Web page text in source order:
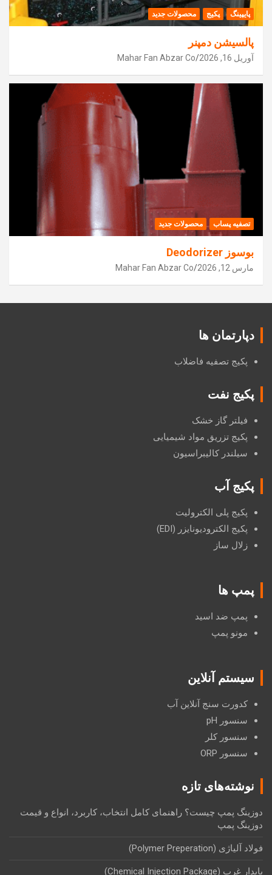
پایپینگ پکیج محصولات جدید
پالسیشن دمپنر
آوریل 16, 2026 Mahar Fan Abzar Co
تصفیه پساب محصولات جدید
بوسوز Deodorizer
مارس 12, 2026 Mahar Fan Abzar Co
دپارتمان ها
پکیج تصفیه فاضلاب
پکیج نفت
فیلتر گاز خشک
پکیج تزریق مواد شیمیایی
سیلندر کالیبراسیون
پکیج آب
پکیج پلی الکترولیت
پکیج الکترودیونایزر (EDI)
زلال ساز
پمپ ها
پمپ ضد اسید
مونو پمپ
سیستم آنلاین
کدورت سنج آنلاین آب
سنسور pH
سنسور کلر
سنسور ORP
نوشته‌های تازه
دوزینگ پمپ چیست؟ راهنمای کامل انتخاب، کاربرد، انواع و قیمت
دوزینگ پمپ
فولاد آلیاژی (Polymer Preperation)
پایدار غرب (Chemical Injection Package)